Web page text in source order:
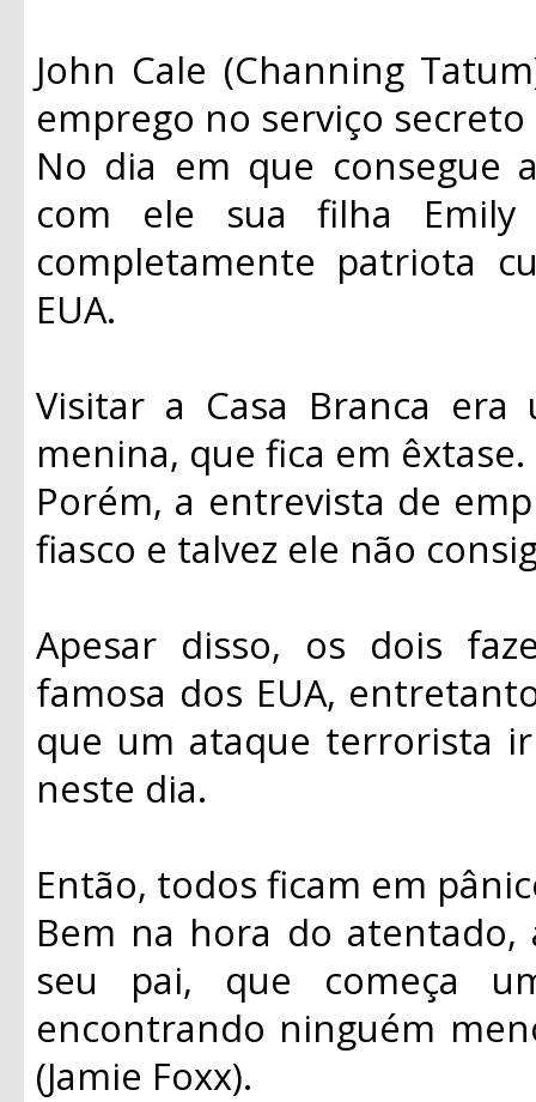
John Cale (Channing
emprego no serviço secreto
No dia em que consegue
com ele sua filha Emily
completamente patriota
EUA.
Visitar a Casa Branca
menina, que fica em êxtase.
Porém, a entrevista de
fiasco e talvez ele não
Apesar disso, os dois
famosa dos EUA,
que um ataque terrorista
neste dia.
Então, todos ficam em
Bem na hora do
seu pai, que começa
encontrando ninguém
(Jamie Foxx).